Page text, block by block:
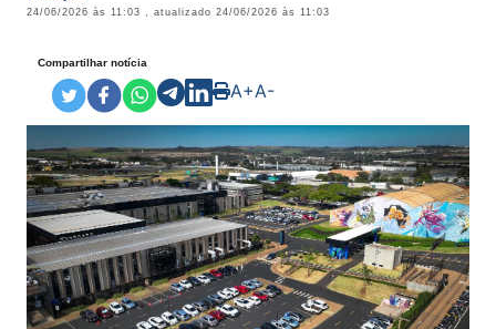
24/06/2026 às 11:03 , atualizado 24/06/2026 às 11:03
Compartilhar notícia
A+A-